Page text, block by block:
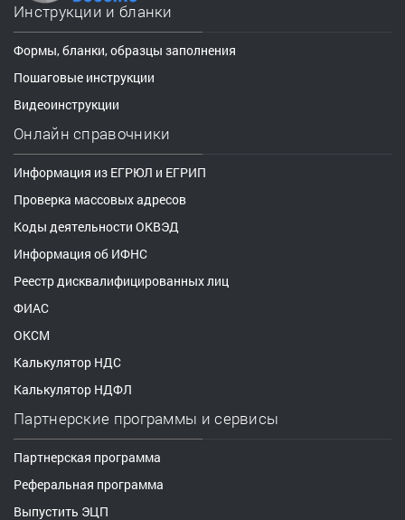
Инструкции и бланки
Формы, бланки, образцы заполнения
Пошаговые инструкции
Видеоинструкции
Онлайн справочники
Информация из ЕГРЮЛ и ЕГРИП
Проверка массовых адресов
Коды деятельности ОКВЭД
Информация об ИФНС
Реестр дисквалифицированных лиц
ФИАС
ОКСМ
Калькулятор НДС
Калькулятор НДФЛ
Партнерские программы и сервисы
Партнерская программа
Реферальная программа
Выпустить ЭЦП